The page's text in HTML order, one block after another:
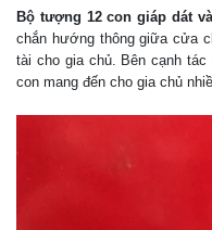
Bộ tượng 12 con giáp dát
chắn hướng thông giữa cửa
tài cho gia chủ. Bên cạnh
con mang đến cho gia chủ